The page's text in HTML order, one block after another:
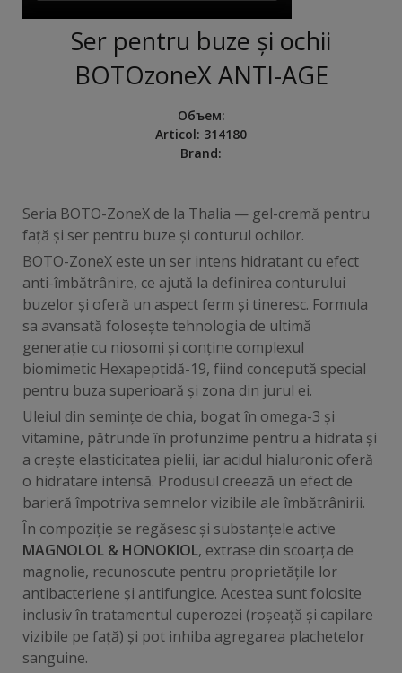
Ser pentru buze și ochii
BOTOzoneX ANTI-AGE
Объем:
Articol: 314180
Brand:
Seria BOTO-ZoneX de la Thalia — gel-cremă pentru
față și ser pentru buze și conturul ochilor.
BOTO-ZoneX este un ser intens hidratant cu efect
anti-îmbătrânire, ce ajută la definirea conturului
buzelor și oferă un aspect ferm și tineresc. Formula
sa avansată folosește tehnologia de ultimă
generație cu niosomi și conține complexul
biomimetic Hexapeptidă-19, fiind concepută special
pentru buza superioară și zona din jurul ei.
Uleiul din semințe de chia, bogat în omega-3 și
vitamine, pătrunde în profunzime pentru a hidrata și
a crește elasticitatea pielii, iar acidul hialuronic oferă
o hidratare intensă. Produsul creează un efect de
barieră împotriva semnelor vizibile ale îmbătrânirii.
În compoziție se regăsesc și substanțele active
MAGNOLOL & HONOKIOL, extrase din scoarța de
magnolie, recunoscute pentru proprietățile lor
antibacteriene și antifungice. Acestea sunt folosite
inclusiv în tratamentul cuperozei (roșeață și capilare
vizibile pe față) și pot inhiba agregarea plachetelor
sanguine.